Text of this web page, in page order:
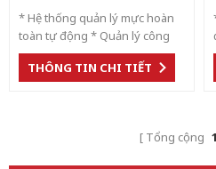
* Hệ thống quản lý mực hoàn
toàn tự động * Quản lý công
thức hoàn toàn tự động, ghi lại
lịch sử công thức * Ghi đơn đặt
lại việc lưu trữ, sử dụng, tiêu
THÔNG TIN CHI TIẾT
Tổng cộng 1